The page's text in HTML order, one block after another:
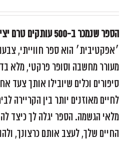
הספר שנמכר ב-500 עותקים טרם יציאתו !!
׳אפקטיבית׳ הוא ספר חווייתי,
מעורר מחשבה וסופר פרקטי, מלא
סיפורים וכלים שיובילו אותך צעד
לחיים מאוזנים יותר בין הקריירה
מלאי הגשמה. הספר יגלה לך כיצד
החיים שלך, לעצב אותם כרצונך,